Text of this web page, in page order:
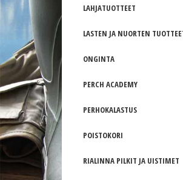
LAHJATUOTTEET
LASTEN JA NUORTEN
ONGINTA
PERCH ACADEMY
PERHOKALASTUS
POISTOKORI
RIALINNA PILKIT JA UISTIMET